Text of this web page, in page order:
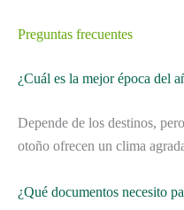
Preguntas frecuentes
¿Cuál es la mejor época del
Depende de los destinos,
otoño ofrecen un clima
¿Qué documentos necesito